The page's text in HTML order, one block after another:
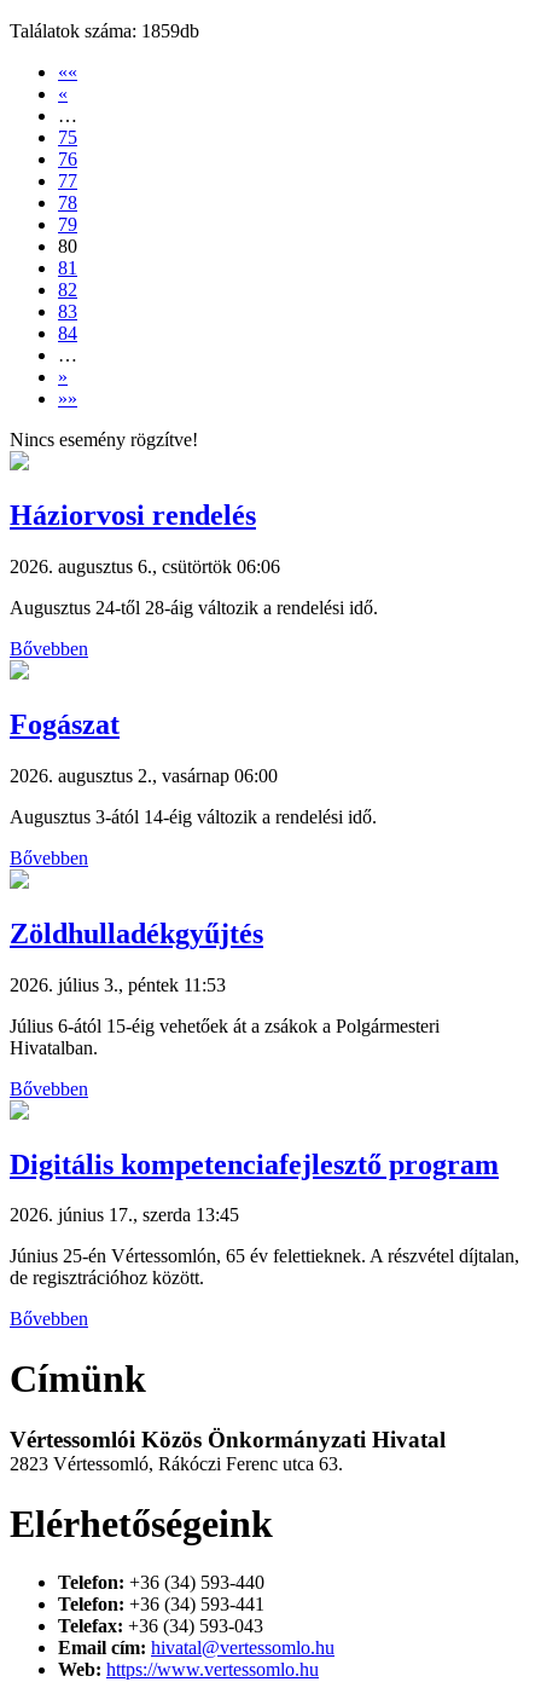
Találatok száma: 1859db
««
«
…
75
76
77
78
79
80
81
82
83
84
…
»
»»
Nincs esemény rögzítve!
Háziorvosi rendelés
2026. augusztus 6., csütörtök 06:06
Augusztus 24-től 28-áig változik a rendelési idő.
Bővebben
Fogászat
2026. augusztus 2., vasárnap 06:00
Augusztus 3-ától 14-éig változik a rendelési idő.
Bővebben
Zöldhulladékgyűjtés
2026. július 3., péntek 11:53
Július 6-ától 15-éig vehetőek át a zsákok a Polgármesteri
Hivatalban.
Bővebben
Digitális kompetenciafejlesztő program
2026. június 17., szerda 13:45
Június 25-én Vértessomlón, 65 év felettieknek. A részvétel díjtalan,
de regisztrációhoz között.
Bővebben
Címünk
Vértessomlói Közös Önkormányzati Hivatal
2823 Vértessomló, Rákóczi Ferenc utca 63.
Elérhetőségeink
Telefon: +36 (34) 593-440
Telefon: +36 (34) 593-441
Telefax: +36 (34) 593-043
Email cím: hivatal@vertessomlo.hu
Web: https://www.vertessomlo.hu